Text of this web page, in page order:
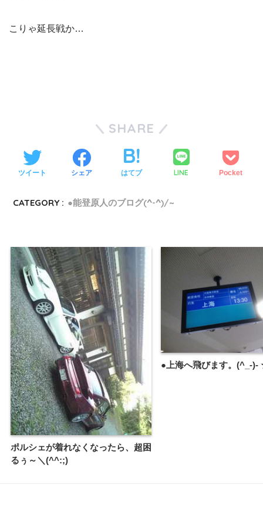
こりゃ延長戦か…
SHARE
ツイート シェア はてブ LINE Pocket
CATEGORY : ●能登原人のブログ(^-^)/~
ポルシェが着れなくなったら、超困
るぅ～＼(^^:;)
●上海へ飛びます。(^_-